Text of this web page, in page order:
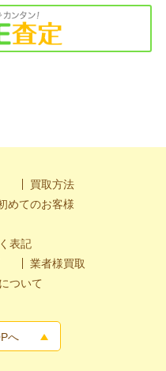
買取方法
めてのお客様
表記
業者様買取
ついて
へ